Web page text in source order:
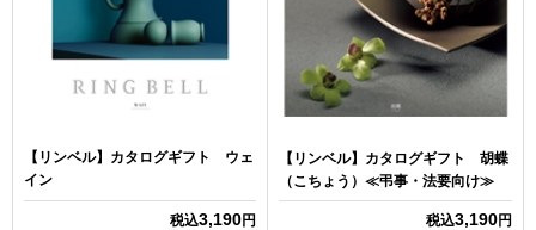
【リンベル】カタログギフト ウェ
イン
税込3,190円
【リンベル】カタログギフト 胡蝶
（こちょう）≪弔事・法要向け≫
税込3,190円